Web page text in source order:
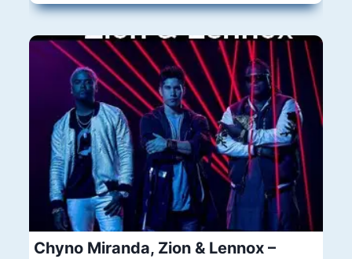
Chyno Miranda, Zion & Lennox –